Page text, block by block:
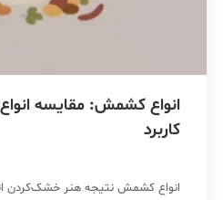
انواع کشمش: مقایسه
کاربرد
انواع کشمش نتیجه هنر خشک‌کردن